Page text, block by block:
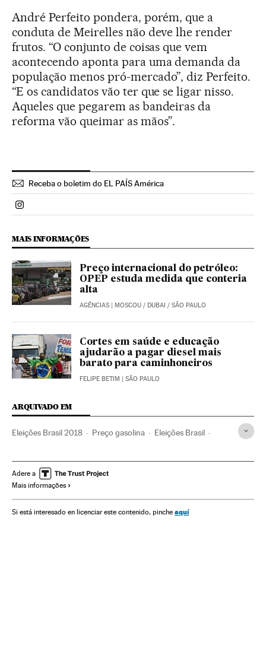
André Perfeito pondera, porém, que a
conduta de Meirelles não deve lhe render
frutos. “O conjunto de coisas que vem
acontecendo aponta para uma demanda da
população menos pró-mercado”, diz Perfeito.
“E os candidatos vão ter que se ligar nisso.
Aqueles que pegarem as bandeiras da
reforma vão queimar as mãos”.
Receba o boletim do EL PAÍS América
Politica El País Brasil en Instagram
MAIS INFORMAÇÕES
Preço internacional do petróleo:
OPEP estuda medida que conteria
alta
AGÊNCIAS | MOSCOU / DUBAI / SÃO PAULO
Cortes em saúde e educação
ajudarão a pagar diesel mais
barato para caminhoneiros
FELIPE BETIM | SÃO PAULO
ARQUIVADO EM
Eleições Brasil 2018 Preço gasolina Eleições Brasil
Preço energia Brasil Mercado energético
América do Sul
Empresas Economia Política Combustíveis
Adere a
Mais informações
Si está interesado en licenciar este contenido, pinche aquí